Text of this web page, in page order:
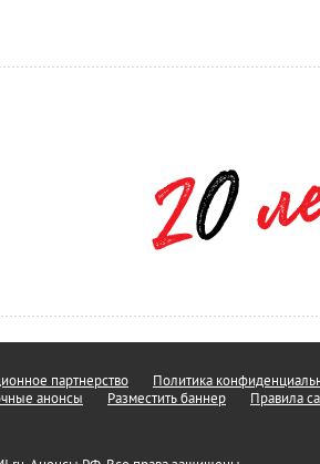
партнерство
Политика
анонсы Разместить баннер Правила